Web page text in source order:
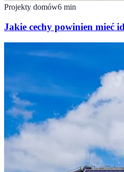
Projekty domów6 min
Jakie cechy powinien mieć